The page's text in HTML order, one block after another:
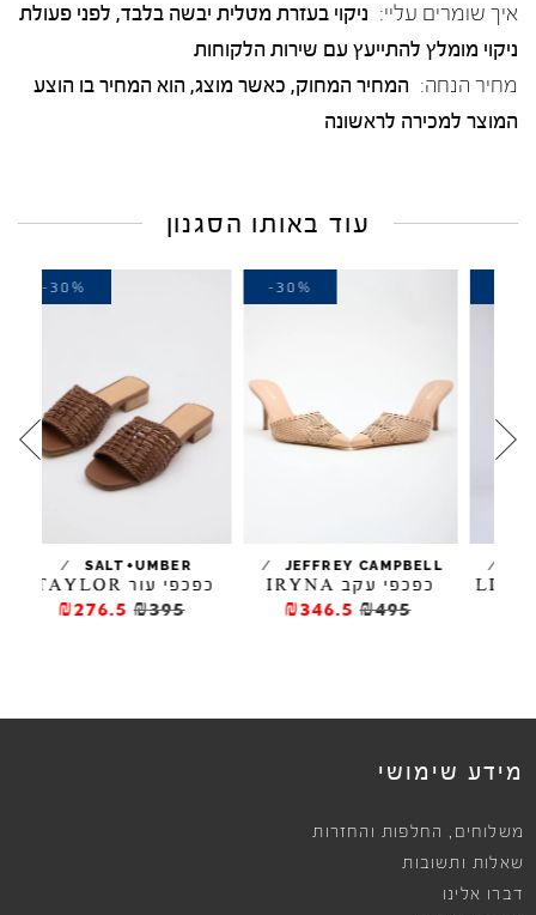
איך שומרים עליי: ניקוי בעזרת מטלית יבשה בלבד, לפני פעולת
ניקוי מומלץ להתייעץ עם שירות הלקוחות
מחיר הנחה: המחיר המחוק, כאשר מוצג, הוא המחיר בו הוצע
המוצר למכירה לראשונה
עוד באותו הסגנון
JEFFREY CAMPBELL
/
כפכפי עקב IRYNA
₪495
₪346.5
-30%
SALT+UMBER
/
כפכפי עור TAYLOR
₪395
₪276.5
-30%
מידע שימושי
משלוחים , החלפות והחזרות
שאלות ותשובות
דברו אלינו